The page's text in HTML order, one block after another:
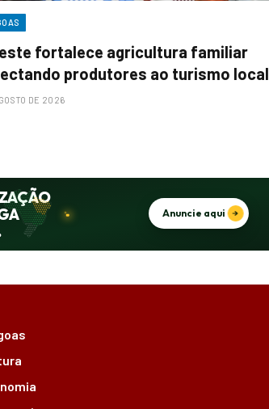
fortalece agricultura familiar
produtores ao turismo local
DE 2026